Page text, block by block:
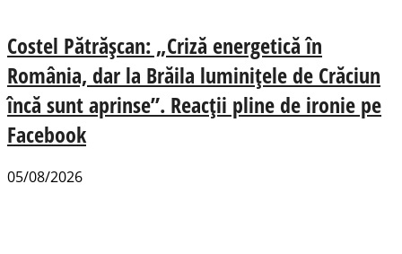
Costel Pătrășcan: „Criză energetică în
România, dar la Brăila luminițele de Crăciun
încă sunt aprinse”. Reacții pline de ironie pe
Facebook
05/08/2026